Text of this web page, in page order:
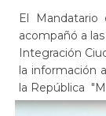
​​​​​El Mandatario
acompañó a
Integración
la información
la República